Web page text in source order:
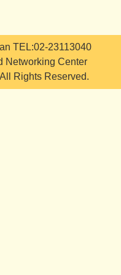
TEL:02-23113040
Networking Center
Rights Reserved.